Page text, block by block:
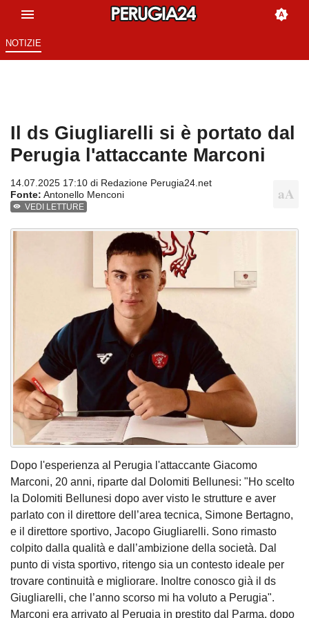
NOTIZIE
Il ds Giugliarelli si è portato dal
Perugia l'attaccante Marconi
14.07.2025 17:10 di Redazione Perugia24.net
Fonte: Antonello Menconi
VEDI LETTURE
Dopo l'esperienza al Perugia l'attaccante Giacomo
Marconi, 20 anni, riparte dal Dolomiti Bellunesi: "Ho scelto
la Dolomiti Bellunesi dopo aver visto le strutture e aver
parlato con il direttore dell’area tecnica, Simone Bertagno,
e il direttore sportivo, Jacopo Giugliarelli. Sono rimasto
colpito dalla qualità e dall’ambizione della società. Dal
punto di vista sportivo, ritengo sia un contesto ideale per
trovare continuità e migliorare. Inoltre conosco già il ds
Giugliarelli, che l’anno scorso mi ha voluto a Perugia".
Marconi era arrivato al Perugia in prestito dal Parma, dopo